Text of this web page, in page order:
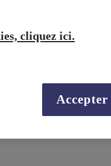
cliquez ici.
Accepter